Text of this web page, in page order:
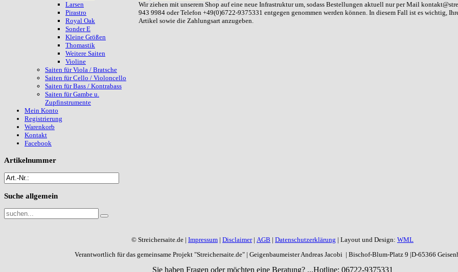
Wir ziehen mit unserem Shop auf eine neue Infrastruktur um, sodass Bestellungen aktuell nur per Mail
943 9984 oder Telefon +49(0)6722-9375331 entgegen genommen werden können. In diesem Fall ist es wichtig,
Artikel sowie die Zahlungsart anzugeben.
Larsen
Pirastro
Royal Oak
Sonder E
Kleine Größen
Thomastik
Weitere Saiten
Violine
Saiten für Viola / Bratsche
Saiten für Cello / Violoncello
Saiten für Bass / Kontrabass
Saiten für Gambe u.
Zupfinstrumente
Mein Konto
Registrierung
Warenkorb
Kontakt
Facebook
Artikelnummer
Suche allgemein
© Streichersaite.de | Impressum | Disclaimer| AGB | Datenschutzerklärung | Layout und Design: WML
Verantwortlich für das gemeinsame Projekt "Streichersaite.de" | Geigenbaumeister Andreas Jacobi | Bischof-Blum-Platz 9 |D-65366
Sie haben Fragen oder möchten eine Beratung? ...Hotline: 06722-9375331